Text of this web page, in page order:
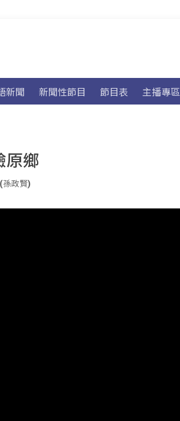
新聞 新聞性節目 節目表 主播專區
原鄉
政賢)